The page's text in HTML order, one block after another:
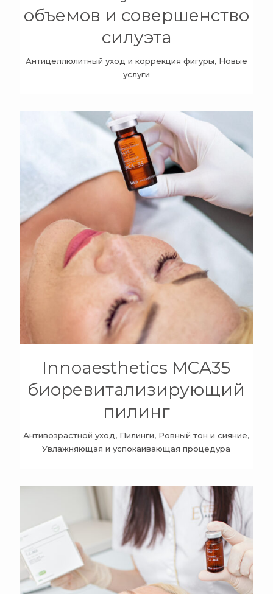
объемов и совершенство
силуэта
Антицеллюлитный уход и коррекция фигуры, Новые
услуги
+
Innoaesthetics MCA35
биоревитализирующий
пилинг
Антивозрастной уход, Пилинги, Ровный тон и сияние,
Увлажняющая и успокаивающая процедура